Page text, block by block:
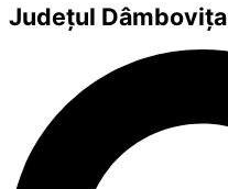
Județul Dâmbovița